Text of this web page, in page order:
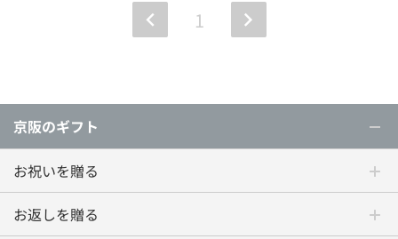
京阪のギフト
お祝いを贈る
お返しを贈る
1